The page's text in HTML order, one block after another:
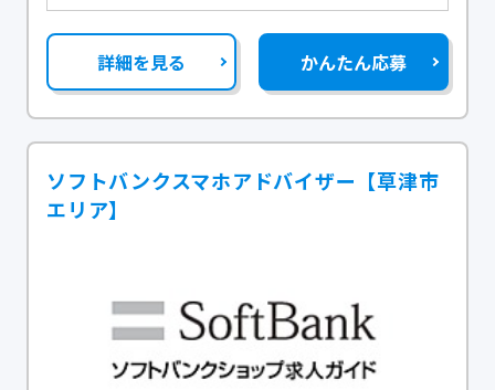
詳細を見る かんたん応募
ソフトバンクスマホアドバイザー【草津市
エリア】